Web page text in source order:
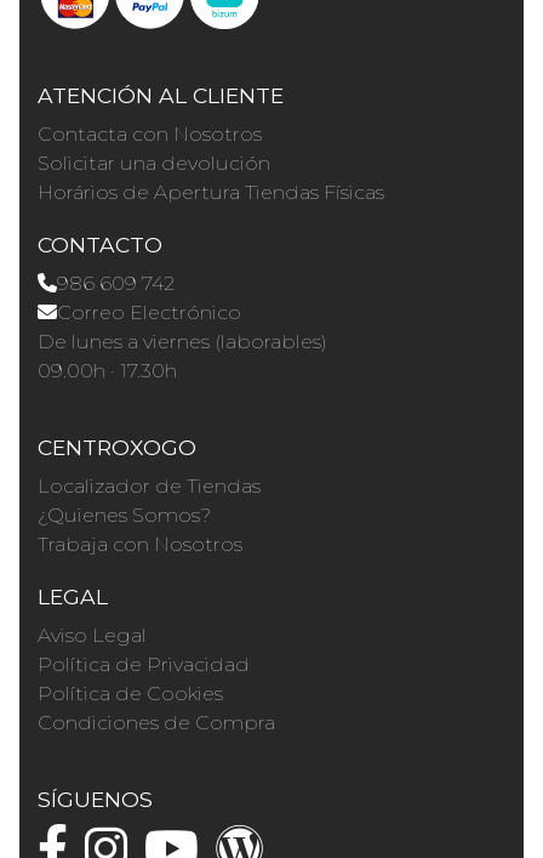
ATENCIÓN AL CLIENTE
Contacta con Nosotros
Solicitar una devolución
Horários de Apertura Tiendas Físicas
CONTACTO
986 609 742
Correo Electrónico
De lunes a viernes (laborables)
09.00h · 17.30h
CENTROXOGO
Localizador de Tiendas
¿Quienes Somos?
Trabaja con Nosotros
LEGAL
Aviso Legal
Política de Privacidad
Política de Cookies
Condiciones de Compra
SÍGUENOS